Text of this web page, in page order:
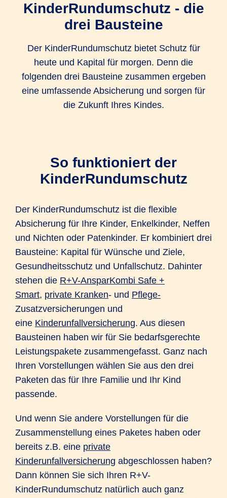
KinderRundumschutz - die
drei Bausteine
Der KinderRundumschutz bietet Schutz für
heute und Kapital für morgen. Denn die
folgenden drei Bausteine zusammen ergeben
eine umfassende Absicherung und sorgen für
die Zukunft Ihres Kindes.
So funktioniert der
KinderRundumschutz
Der KinderRundumschutz ist die flexible
Absicherung für Ihre Kinder, Enkelkinder, Neffen
und Nichten oder Patenkinder. Er kombiniert drei
Bausteine: Kapital für Wünsche und Ziele,
Gesundheitsschutz und Unfallschutz. Dahinter
stehen die R+V-AnsparKombi Safe +
Smart, private Kranken- und Pflege-
Zusatzversicherungen und
eine Kinderunfallversicherung. Aus diesen
Bausteinen haben wir für Sie bedarfsgerechte
Leistungspakete zusammengefasst. Ganz nach
Ihren Vorstellungen wählen Sie aus den drei
Paketen das für Ihre Familie und Ihr Kind
passende.
Und wenn Sie andere Vorstellungen für die
Zusammenstellung eines Paketes haben oder
bereits z.B. eine private
Kinderunfallversicherung abgeschlossen haben?
Dann können Sie sich Ihren R+V-
KinderRundumschutz natürlich auch ganz